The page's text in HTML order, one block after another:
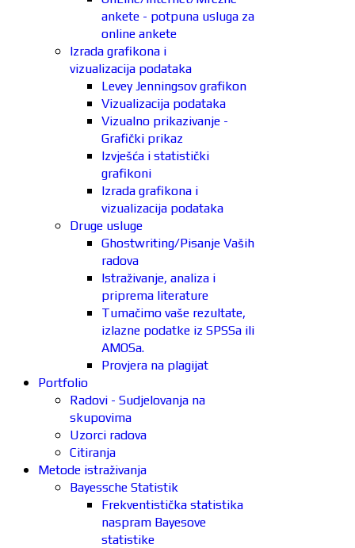
ankete - potpuna usluga za
online ankete
Izrada grafikona i
vizualizacija podataka
Levey Jenningsov grafikon
Vizualizacija podataka
Vizualno prikazivanje -
Grafički prikaz
Izvješća i statistički
grafikoni
Izrada grafikona i
vizualizacija podataka
Druge usluge
Ghostwriting/Pisanje Vaših
radova
Istraživanje, analiza i
priprema literature
Tumačimo vaše rezultate,
izlazne podatke iz SPSSa ili
AMOSa.
Provjera na plagijat
Portfolio
Radovi - Sudjelovanja na
skupovima
Uzorci radova
Citiranja
Metode istraživanja
Bayessche Statistik
Frekventistička statistika
naspram Bayesove
statistike